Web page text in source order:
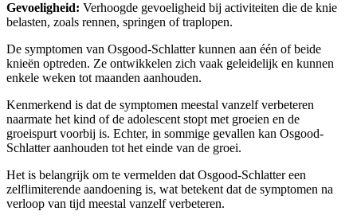
Gevoeligheid: Verhoogde gevoeligheid bij activiteiten die de knie
belasten, zoals rennen, springen of traplopen.
De symptomen van Osgood-Schlatter kunnen aan één of beide
knieën optreden. Ze ontwikkelen zich vaak geleidelijk en kunnen
enkele weken tot maanden aanhouden.
Kenmerkend is dat de symptomen meestal vanzelf verbeteren
naarmate het kind of de adolescent stopt met groeien en de
groeispurt voorbij is. Echter, in sommige gevallen kan Osgood-
Schlatter aanhouden tot het einde van de groei.
Het is belangrijk om te vermelden dat Osgood-Schlatter een
zelflimiterende aandoening is, wat betekent dat de symptomen na
verloop van tijd meestal vanzelf verbeteren.